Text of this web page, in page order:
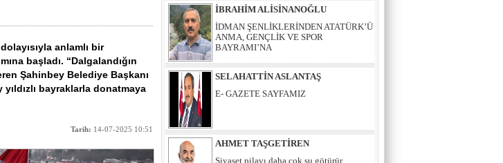
anlamlı bir
başladı. “Dalgalandığın
Şahinbey Belediye Başkanı
bayraklarla donatmaya
Tarih: 14-07-2025 10:51
SELAHATTİN ASLANTAŞ
E- GAZETE SAYFAMIZ
AHMET TAŞGETİREN
Siyaset pilavı daha çok su götürür
İBRAHİM ALİSİNANOĞLU
İDMAN ŞENLİKLERİNDEN ATATÜRK’Ü